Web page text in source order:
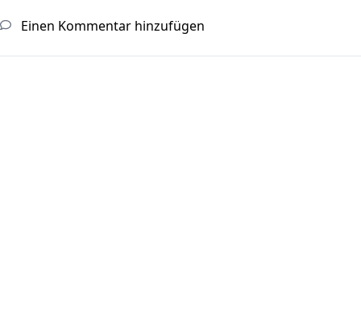
Einen Kommentar hinzufügen